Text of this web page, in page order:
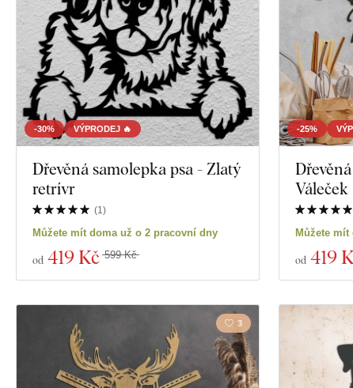
-30% VÝPRODEJ 🔥
Dřevěná samolepka psa - Zlatý
retrívr
(1)
Můžete mít doma už o 2 pracovní dny
od 419 Kč 599 Kč
-25%
Váleček
Můžete
od 419
3